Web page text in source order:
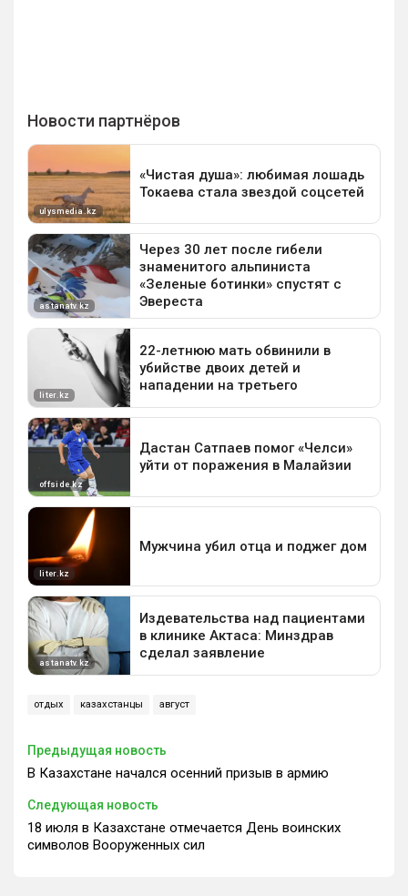
отдых казахстанцы август
Предыдущая новость
В Казахстане начался осенний призыв в армию
Следующая новость
18 июля в Казахстане отмечается День воинских
символов Вооруженных сил